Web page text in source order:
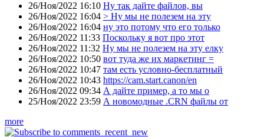
26/Ноя/2022 16:10 Ну так дайте файлов, вы
26/Ноя/2022 16:04 > Ну мы не полезем на эту
26/Ноя/2022 16:04 ну это потому что его только
26/Ноя/2022 11:33 Поскольку я вот про этот
26/Ноя/2022 11:32 Ну мы не полезем на эту елку
26/Ноя/2022 10:50 вот туда же их маркетинг =
26/Ноя/2022 10:47 там есть условно-бесплатный
26/Ноя/2022 10:43 https://cam.start.canon/en
26/Ноя/2022 09:34 А дайте пример, а то мы о
25/Ноя/2022 23:59 А новомодные .CRN файлы от
more